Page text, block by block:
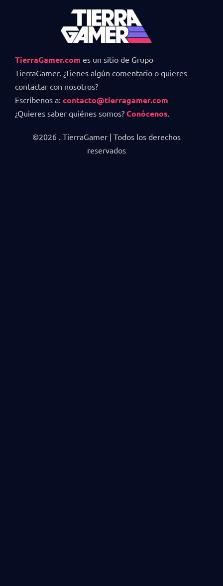
TierraGamer.com es un sitio de Grupo
TierraGamer. ¿Tienes algún comentario o quieres
contactar con nosotros?
Escríbenos a: contacto@tierragamer.com
¿Quieres saber quiénes somos? Conócenos
©2026 . TierraGamer | Todos los derechos
reservados